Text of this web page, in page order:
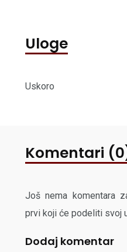
Uloge
Uskoro
Komentari
Još nema komentara
prvi koji će podeliti svoj
Dodaj komentar